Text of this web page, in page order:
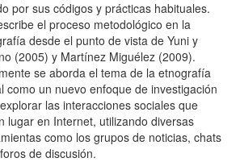
por sus códigos y prácticas habituales.
el proceso metodológico en la
desde el punto de vista de Yuni y
(2005) y Martínez Miguélez (2009).
se aborda el tema de la etnografía
como un nuevo enfoque de investigación
las interacciones sociales que
lugar en Internet, utilizando diversas
como los grupos de noticias, chats
de discusión.